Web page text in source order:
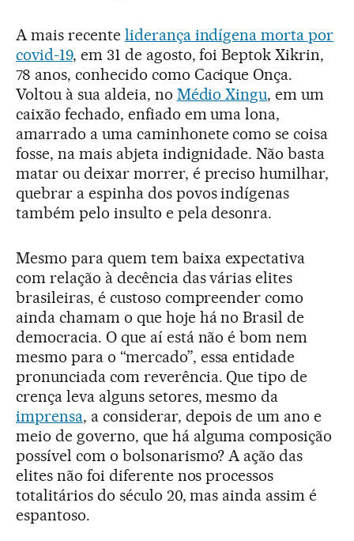
A mais recente liderança indígena morta por
covid-19, em 31 de agosto, foi Beptok Xikrin,
78 anos, conhecido como Cacique Onça.
Voltou à sua aldeia, no Médio Xingu, em um
caixão fechado, enfiado em uma lona,
amarrado a uma caminhonete como se coisa
fosse, na mais abjeta indignidade. Não basta
matar ou deixar morrer, é preciso humilhar,
quebrar a espinha dos povos indígenas
também pelo insulto e pela desonra.
Mesmo para quem tem baixa expectativa
com relação à decência das várias elites
brasileiras, é custoso compreender como
ainda chamam o que hoje há no Brasil de
democracia. O que aí está não é bom nem
mesmo para o “mercado”, essa entidade
pronunciada com reverência. Que tipo de
crença leva alguns setores, mesmo da
imprensa, a considerar, depois de um ano e
meio de governo, que há alguma composição
possível com o bolsonarismo? A ação das
elites não foi diferente nos processos
totalitários do século 20, mas ainda assim é
espantoso.